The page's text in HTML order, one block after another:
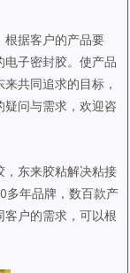
根据客户的产品要
子密封胶。使产品
共同追求的目标，
问与需求，欢迎咨
，东来胶粘解决粘接
多年品牌，数百款产
户的需求，可以根